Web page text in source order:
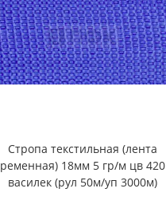
Стропа текстильная (лента
ременная) 18мм 5 гр/м цв 420
василек (рул 50м/уп 3000м)